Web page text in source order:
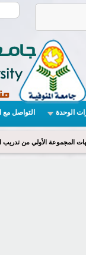
الوحدة التواصل مع
المجموعة الأولي من تدريب